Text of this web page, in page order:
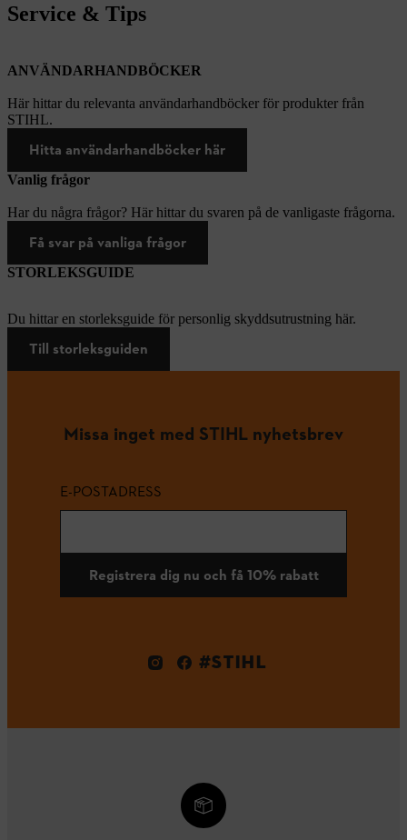
Service & Tips
ANVÄNDARHANDBÖCKER
Här hittar du relevanta användarhandböcker för produkter från
STIHL.
Hitta användarhandböcker här
Vanlig frågor
Har du några frågor? Här hittar du svaren på de vanligaste frågorna.
Få svar på vanliga frågor
STORLEKSGUIDE
Du hittar en storleksguide för personlig skyddsutrustning här.
Till storleksguiden
Missa inget med STIHL nyhetsbrev
E-POSTADRESS
Registrera dig nu och få 10% rabatt
#STIHL